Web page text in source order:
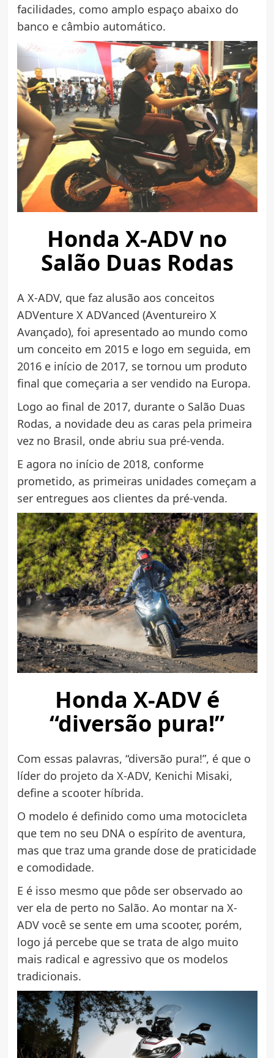
facilidades, como amplo espaço abaixo do
banco e câmbio automático.
Honda X-ADV no
Salão Duas Rodas
A X-ADV, que faz alusão aos conceitos
ADVenture X ADVanced (Aventureiro X
Avançado), foi apresentado ao mundo como
um conceito em 2015 e logo em seguida, em
2016 e início de 2017, se tornou um produto
final que começaria a ser vendido na Europa.
Logo ao final de 2017, durante o Salão Duas
Rodas, a novidade deu as caras pela primeira
vez no Brasil, onde abriu sua pré-venda.
E agora no início de 2018, conforme
prometido, as primeiras unidades começam a
ser entregues aos clientes da pré-venda.
Honda X-ADV é
“diversão pura!”
Com essas palavras, “diversão pura!”, é que o
líder do projeto da X-ADV, Kenichi Misaki,
define a scooter híbrida.
O modelo é definido como uma motocicleta
que tem no seu DNA o espírito de aventura,
mas que traz uma grande dose de praticidade
e comodidade.
E é isso mesmo que pôde ser observado ao
ver ela de perto no Salão. Ao montar na X-
ADV você se sente em uma scooter, porém,
logo já percebe que se trata de algo muito
mais radical e agressivo que os modelos
tradicionais.